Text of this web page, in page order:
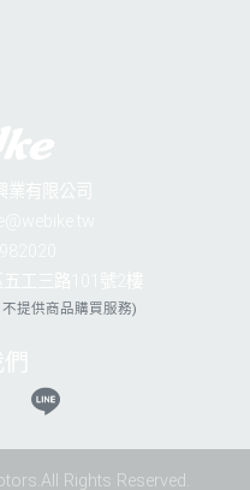
提供商品購買服務)
Rights Reserved.